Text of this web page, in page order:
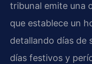
tribunal emite una
que establece un
detallando días de
días festivos y